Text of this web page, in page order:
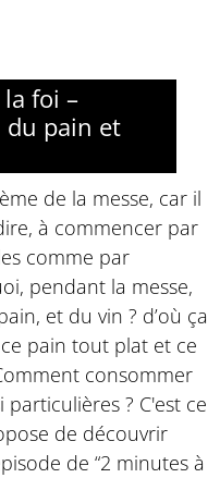
foi –
du pain et
de la messe, car il
à commencer par
comme par
pendant la messe,
et du vin ? d’où ça
pain tout plat et ce
consommer
? C'est ce
de découvrir
de “2 minutes à